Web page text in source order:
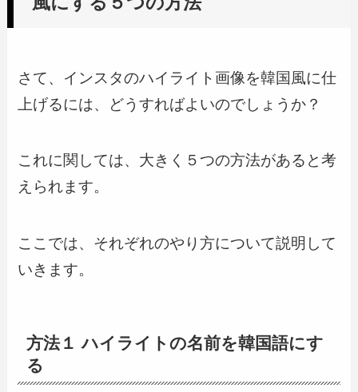
さて、インスタのハイライト画像を韓国風に仕
上げるには、どうすればよいのでしょうか？
これに関しては、大きく５つの方法があると考
えられます。
ここでは、それぞれのやり方について説明して
いきます。
方法１ ハイライトの名前を韓国語にす
る